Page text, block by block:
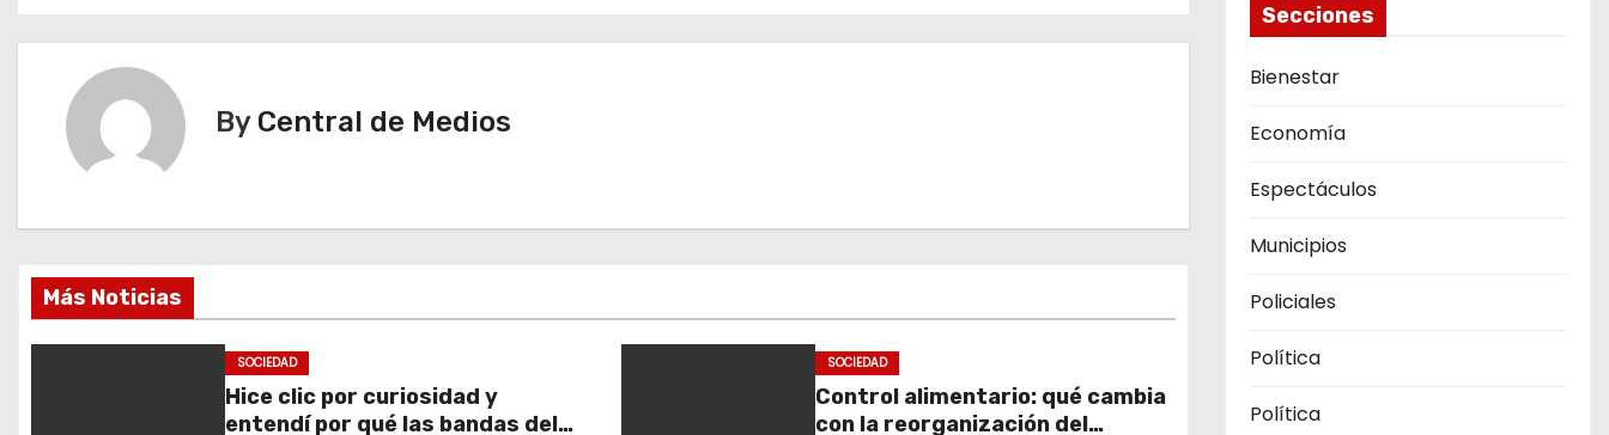
c
i
By Central de Medios
Más Noticias
SOCIEDAD
Hice clic por curiosidad y
entendí por qué las bandas del
SOCIEDAD
Control alimentario: qué cambia
con la reorganización del
Secciones
Bienestar
Economía
Espectáculos
Municipios
Policiales
Política
Política